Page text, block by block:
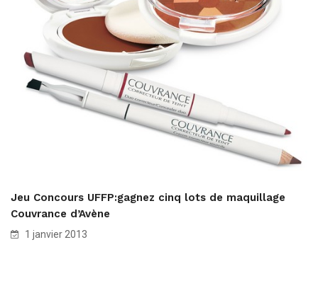
Jeu Concours UFFP:gagnez cinq lots de maquillage
Couvrance d’Avène
1 janvier 2013